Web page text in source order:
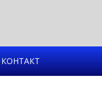
КОНТАКТ